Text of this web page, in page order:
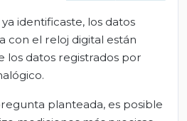
identificaste, los datos
con el reloj digital están
los datos registrados por
planteada, es posible